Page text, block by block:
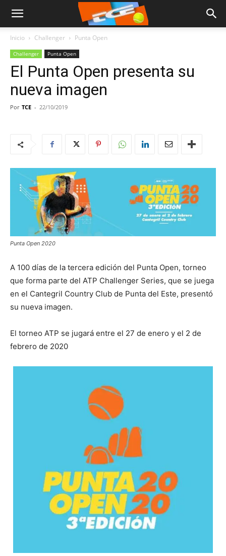
Inicio Challenger Punta Open
Challenger Punta Open
El Punta Open presenta su
nueva imagen
Por TCE - 22/10/2019
Punta Open 2020
A 100 días de la tercera edición del Punta Open, torneo
que forma parte del ATP Challenger Series, que se juega
en el Cantegril Country Club de Punta del Este, presentó
su nueva imagen.
El torneo ATP se jugará entre el 27 de enero y el 2 de
febrero de 2020